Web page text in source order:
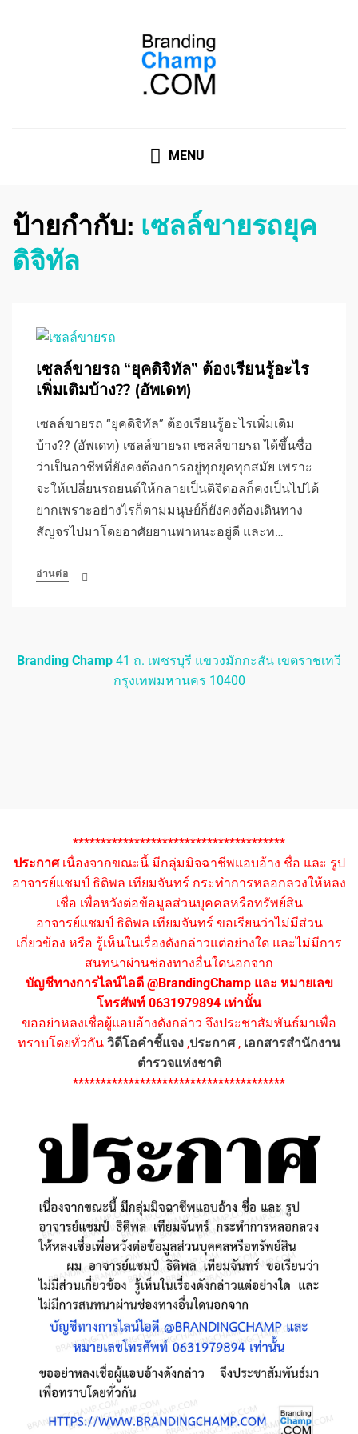
MENU
ป้ายกำกับ: เซลล์ขายรถยุค
ดิจิทัล
เซลล์ขายรถ “ยุคดิจิทัล” ต้องเรียนรู้อะไร
เพิ่มเติมบ้าง?? (อัพเดท)
เซลล์ขายรถ “ยุคดิจิทัล” ต้องเรียนรู้อะไรเพิ่มเติม
บ้าง?? (อัพเดท) เซลล์ขายรถ เซลล์ขายรถ ได้ขึ้นชื่อ
ว่าเป็นอาชีพที่ยังคงต้องการอยู่ทุกยุคทุกสมัย เพราะ
จะให้เปลี่ยนรถยนต์ให้กลายเป็นดิจิตอลก็คงเป็นไปได้
ยากเพราะอย่างไรก็ตามมนุษย์ก็ยังคงต้องเดินทาง
สัญจรไปมาโดยอาศัยยานพาหนะอยู่ดี และท…
อ่านต่อ
Branding Champ 41 ถ. เพชรบุรี แขวงมักกะสัน เขตราชเทวี
กรุงเทพมหานคร 10400
**************************************
ประกาศเนื่องจากขณะนี้ มีกลุ่มมิจฉาชีพแอบอ้าง ชื่อ และ รูป
อาจารย์แชมป์ ธิติพล เทียมจันทร์ กระทำการหลอกลวงให้หลง
เชื่อ เพื่อหวังต่อข้อมูลส่วนบุคคลหรือทรัพย์สิน
อาจารย์แชมป์ ธิติพล เทียมจันทร์ ขอเรียนว่าไม่มีส่วน
เกี่ยวข้อง หรือ รู้เห็นในเรื่องดังกล่าวแต่อย่างใด และไม่มีการ
สนทนาผ่านช่องทางอื่นใดนอกจาก
บัญชีทางการไลน์ไอดี @BrandingChamp และ หมายเลข
โทรศัพท์ 0631979894 เท่านั้น
ขออย่าหลงเชื่อผู้แอบอ้างดังกล่าว จึงประชาสัมพันธ์มาเพื่อ
ทราบโดยทั่วกัน วิดีโอคำชี้แจง ,ประกาศ, เอกสารสำนักงาน
ตำรวจแห่งชาติ
**************************************